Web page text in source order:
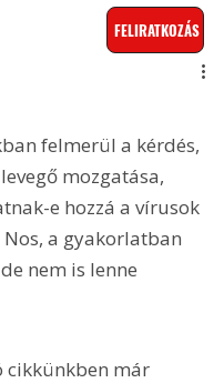
FELIRATKOZÁS
felmerül a kérdés,
mozgatása,
e hozzá a vírusok
Nos, a gyakorlatban
nem is lenne
már